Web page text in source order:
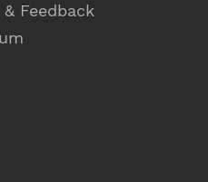
Feedback